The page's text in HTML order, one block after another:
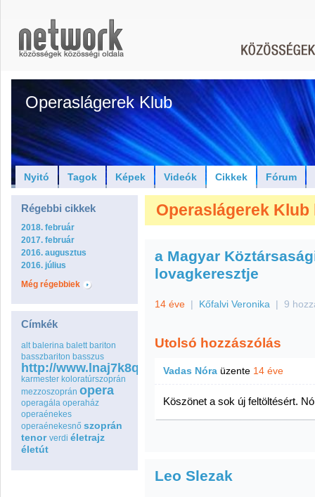
Operaslágerek Klub
Nyitó Tagok Képek Videók Cikkek Fórum
Régebbi cikkek
2018. február
2017. február
2016. augusztus
2016. július
Még régebbiek
Címkék
alt balerina balett bariton
basszbariton basszus
http://www.lnaj7k8qspfmo2wq8go.com
karmester koloratúrszoprán
mezzoszoprán opera
operagála operaház
operaénekes
operaénekesnő szoprán
tenor verdi életrajz
életút
Operaslágerek
a Magyar
lovagkeresztje
14 éve | Kőfalvi Veronika | 9
Utolsó hozzászólás
Vadas Nóra üzente 14 éve
Köszönet a sok új feltöltésért.
Leo Slezak